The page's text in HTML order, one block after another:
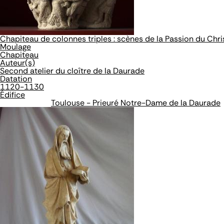
Chapiteau de colonnes triples : scènes de la Passion du
Moulage
Chapiteau
Auteur(s)
Second atelier du cloître de la Daurade
Datation
1120-1130
Édifice
Toulouse - Prieuré Notre-Dame de la Daurade